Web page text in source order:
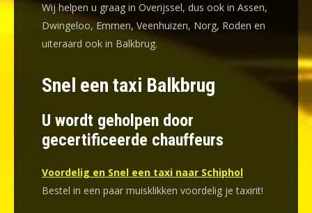
Wij helpen u graag in Overijssel, dus ook in Assen,
Dwingeloo, Emmen, Veenhuizen, Norg, Roden en
uiteraard ook in Balkbrug.
Snel een taxi Balkbrug
U wordt geholpen door
gecertificeerde chauffeurs
Voordelig en Snel een taxi naar Schiphol
Bestel in een paar muisklikken voordelig je taxirit!